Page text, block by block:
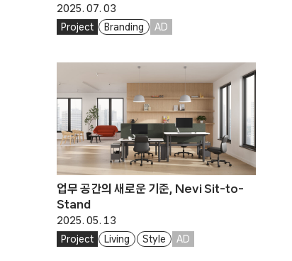
2025. 07. 03
Project Branding AD
업무 공간의 새로운 기준, Nevi Sit-to-
Stand
2025. 05. 13
Project Living Style AD